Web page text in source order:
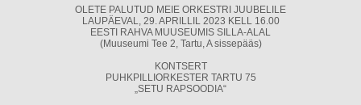
OLETE PALUTUD MEIE ORKESTRI JUUBELILE
LAUPÄEVAL, 29. APRILLIL 2023 KELL 16.00
EESTI RAHVA MUUSEUMIS SILLA-ALAL
(Muuseumi Tee 2, Tartu, A sissepääs)
KONTSERT
PUHKPILLIORKESTER TARTU 75
„SETU RAPSOODIA“